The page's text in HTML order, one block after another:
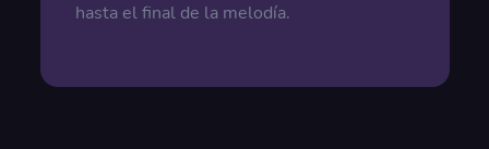
hasta el final de la melodía.